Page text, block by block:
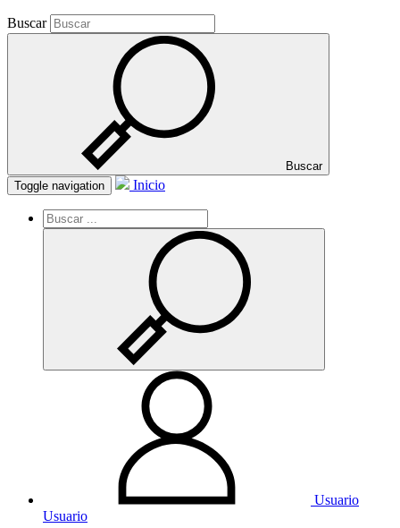
Buscar
Buscar
Toggle navigation
Inicio
Usuario
Usuario